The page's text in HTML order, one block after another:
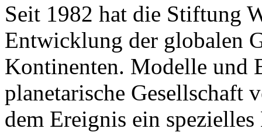
Seit 1982 hat die Stiftung
Entwicklung der globalen
Kontinenten. Modelle und
planetarische Gesellschaft
dem Ereignis ein